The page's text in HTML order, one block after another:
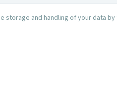
storage and handling of your data